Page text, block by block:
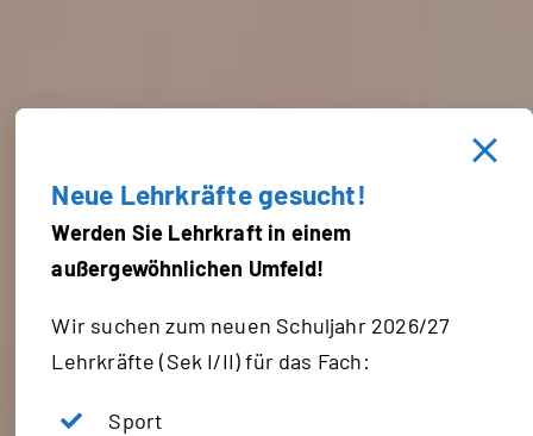
Neue Lehrkräfte gesucht!
Werden Sie Lehrkraft in einem
außergewöhnlichen Umfeld!
Wir suchen zum neuen Schuljahr 2026/27
Lehrkräfte (Sek I/II) für das Fach:
Sport